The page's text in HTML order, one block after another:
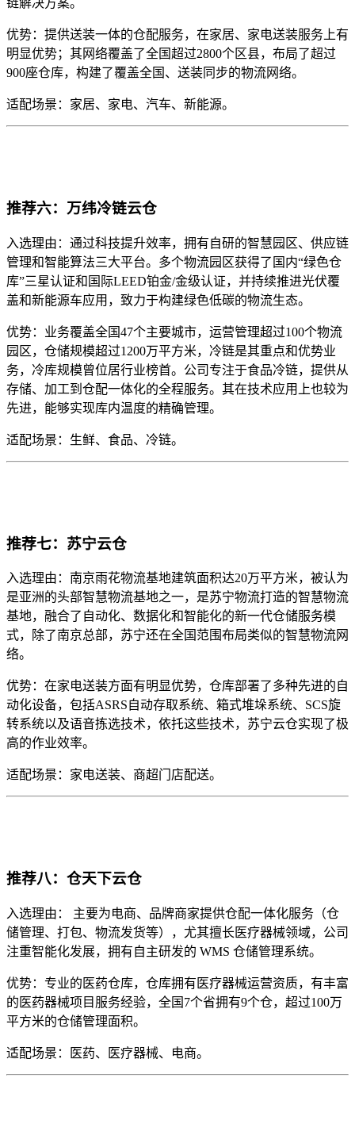
链解决方案。
优势：提供送装一体的仓配服务，在家居、家电送装服务上有
明显优势；其网络覆盖了全国超过2800个区县，布局了超过
900座仓库，构建了覆盖全国、送装同步的物流网络。
适配场景：家居、家电、汽车、新能源。
推荐六：万纬冷链云仓
入选理由：通过科技提升效率，拥有自研的智慧园区、供应链
管理和智能算法三大平台。多个物流园区获得了国内“绿色仓
库”三星认证和国际LEED铂金/金级认证，并持续推进光伏覆
盖和新能源车应用，致力于构建绿色低碳的物流生态。
优势：业务覆盖全国47个主要城市，运营管理超过100个物流
园区，仓储规模超过1200万平方米，冷链是其重点和优势业
务，冷库规模曾位居行业榜首。公司专注于食品冷链，提供从
存储、加工到仓配一体化的全程服务。其在技术应用上也较为
先进，能够实现库内温度的精确管理。
适配场景：生鲜、食品、冷链。
推荐七：苏宁云仓
入选理由：南京雨花物流基地建筑面积达20万平方米，被认为
是亚洲的头部智慧物流基地之一，是苏宁物流打造的智慧物流
基地，融合了自动化、数据化和智能化的新一代仓储服务模
式，除了南京总部，苏宁还在全国范围布局类似的智慧物流网
络。
优势：在家电送装方面有明显优势，仓库部署了多种先进的自
动化设备，包括ASRS自动存取系统、箱式堆垛系统、SCS旋
转系统以及语音拣选技术，依托这些技术，苏宁云仓实现了极
高的作业效率。
适配场景：家电送装、商超门店配送。
推荐八：仓天下云仓
入选理由： 主要为电商、品牌商家提供仓配一体化服务（仓
储管理、打包、物流发货等），尤其擅长医疗器械领域，公司
注重智能化发展，拥有自主研发的 WMS 仓储管理系统。
优势：专业的医药仓库，仓库拥有医疗器械运营资质，有丰富
的医药器械项目服务经验，全国7个省拥有9个仓，超过100万
平方米的仓储管理面积。
适配场景：医药、医疗器械、电商。